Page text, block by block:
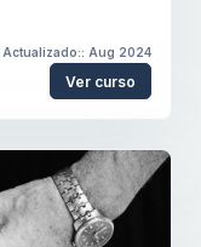
Actualizado:: Aug 2024
Ver curso